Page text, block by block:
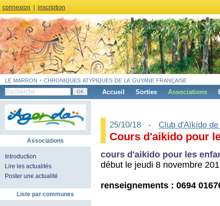
connexion inscription
le marron - chroniques atypiques de la guyane française
Accueil Sorties Associations
Associations
Introduction
Lire les actualités
Poster une actualité
Liste par communes
25/10/18 - Club d'Aïkido
Cours d'aikido pour
cours d'aikido pour les
début le jeudi 8 novembre
renseignements : 0694